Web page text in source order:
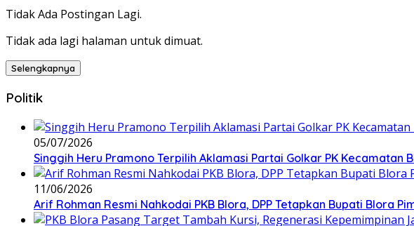
Tidak Ada Postingan Lagi.
Tidak ada lagi halaman untuk dimuat.
Selengkapnya
Politik
05/07/2026
Singgih Heru Pramono Terpilih Aklamasi Partai Golkar PK Kecamatan
11/06/2026
Arif Rohman Resmi Nahkodai PKB Blora, DPP Tetapkan Bupati Blora